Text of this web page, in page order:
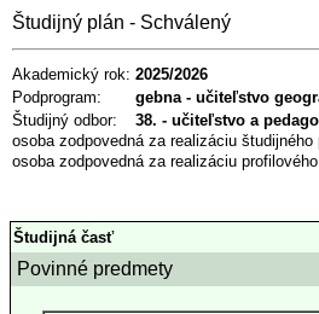
Študijný plán - Schválený
Akademický rok: 2025/2026
Podprogram:
gebna - učiteľstvo
Študijný odbor:
38. - učiteľstvo a
osoba zodpovedná za realizáciu študijného
osoba zodpovedná za realizáciu
Študijná časť
Povinné predmety